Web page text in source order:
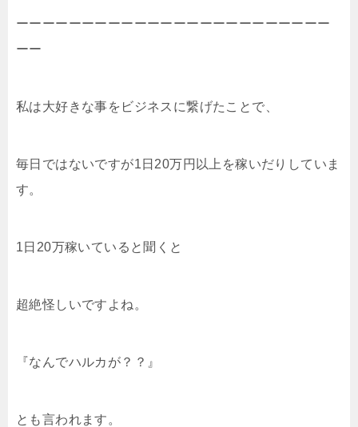
ーーーーーーーーーーーーーーーーーーーーーーーー
ーー
私は大好きな事をビジネスに繋げたことで、
毎日ではないですが1日20万円以上を稼いだりしていま
す。
1日20万稼いていると聞くと
超絶怪しいですよね。
『なんでハルカが？？』
とも言われます。